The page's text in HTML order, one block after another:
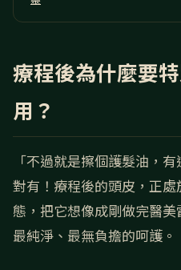
療程後為什麼要
用？
「不過就是擦個護髮油，
對有！療程後的頭皮，正
態，把它想像成剛做完醫
最純淨、最無負擔的呵護。